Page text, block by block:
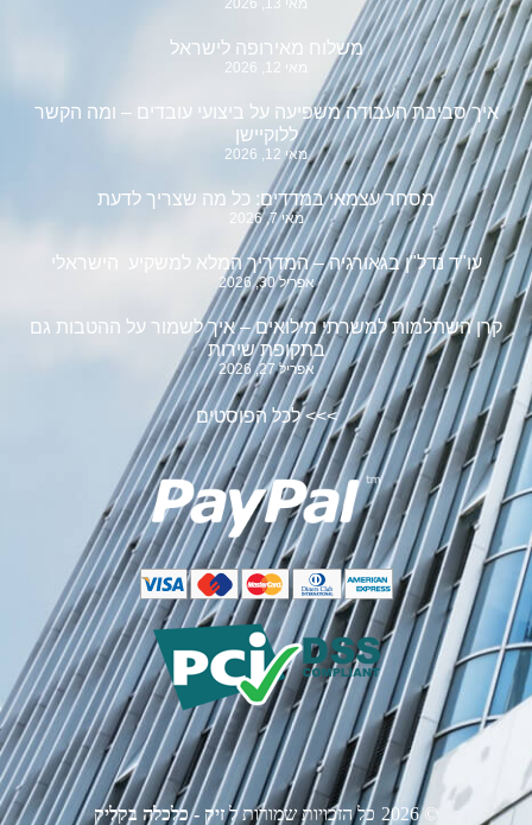
מאי 13, 2026
משלוח מאירופה לישראל
מאי 12, 2026
איך סביבת העבודה משפיעה על ביצועי עובדים – ומה הקשר
ללוקיישן
מאי 12, 2026
מסחר עצמאי במדדים: כל מה שצריך לדעת
מאי 7, 2026
עו"ד נדל"ן בגאורגיה – המדריך המלא למשקיע הישראלי
אפריל 30, 2026
קרן השתלמות למשרתי מילואים – איך לשמור על ההטבות גם
בתקופת שירות
אפריל 27, 2026
>>>לכל הפוסטים
©
2026 כל הזכויות שמורות לזיק - כלכלה בקליק